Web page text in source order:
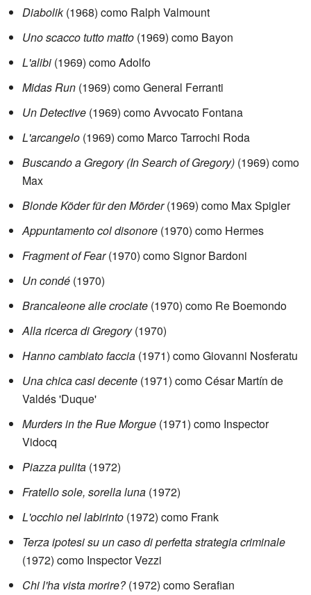
Diabolik(1968) como Ralph Valmount
Uno scacco tutto matto (1969) como Bayon
L'alibi (1969) como Adolfo
Midas Run (1969) como General Ferranti
Un Detective (1969) como Avvocato Fontana
L'arcangelo (1969) como Marco Tarrochi Roda
Buscando a Gregory (In Search of Gregory) (1969) como
Max
Blonde Köder für den Mörder(1969) como Max Spigler
Appuntamento col disonore (1970) como Hermes
Fragment of Fear(1970) como Signor Bardoni
Un condé (1970)
Brancaleone alle crociate (1970) como Re Boemondo
Alla ricerca di Gregory(1970)
Hanno cambiato faccia (1971) como Giovanni Nosferatu
Una chica casi decente (1971) como César Martín de
Valdés 'Duque'
Murders in the Rue Morgue (1971) como Inspector
Vidocq
Piazza pulita (1972)
Fratello sole, sorella luna (1972)
L'occhio nel labirinto (1972) como Frank
Terza ipotesi su un caso di perfetta strategia criminale
(1972) como Inspector Vezzi
Chi l'ha vista morire?(1972) como Serafian